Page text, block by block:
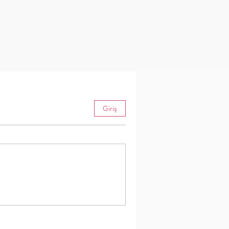
Giriş